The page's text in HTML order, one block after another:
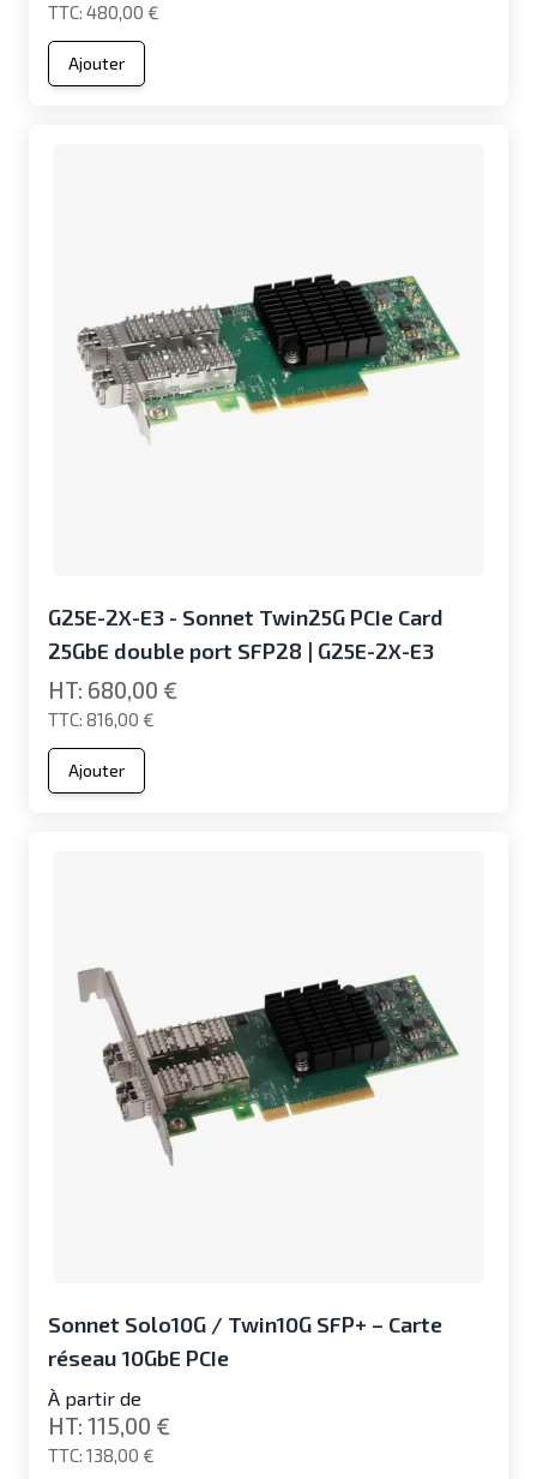
480,00 €
Ajouter
G25E-2X-E3 - Sonnet Twin25G PCIe Card
25GbE double port SFP28 | G25E-2X-E3
816,00 €
680,00 €
Ajouter
Sonnet Solo10G / Twin10G SFP+ – Carte
réseau 10GbE PCIe
À partir de
138,00 €
115,00 €